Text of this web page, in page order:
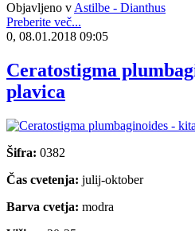
Objavljeno vAstilbe - Dianthus
Preberite več...
0, 08.01.2018 09:05
Ceratostigma
plavica
Šifra: 0382
Čas cvetenja: julij-oktober
Barva cvetja: modra